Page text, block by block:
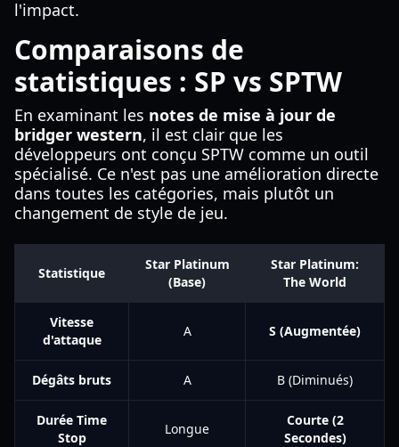
l'impact.
Comparaisons de
statistiques : SP vs SPTW
En examinant les notes de mise à jour de
bridger western, il est clair que les
développeurs ont conçu SPTW comme un outil
spécialisé. Ce n'est pas une amélioration directe
dans toutes les catégories, mais plutôt un
changement de style de jeu.
Statistique
Star Platinum
(Base)
Star Platinum:
The World
Vitesse
d'attaque
A S (Augmentée)
Dégâts bruts A B (Diminués)
Durée Time
Stop
Longue
Courte (2
Secondes)